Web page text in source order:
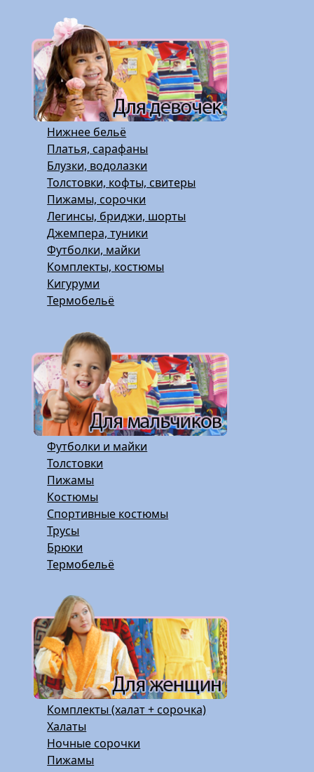
Нижнее бельё
Платья, сарафаны
Блузки, водолазки
Толстовки, кофты, свитеры
Пижамы, сорочки
Легинсы, бриджи, шорты
Джемпера, туники
Футболки, майки
Комплекты, костюмы
Кигуруми
Термобельё
Футболки и майки
Толстовки
Пижамы
Костюмы
Спортивные костюмы
Трусы
Брюки
Термобельё
Комплекты (халат + сорочка)
Халаты
Ночные сорочки
Пижамы